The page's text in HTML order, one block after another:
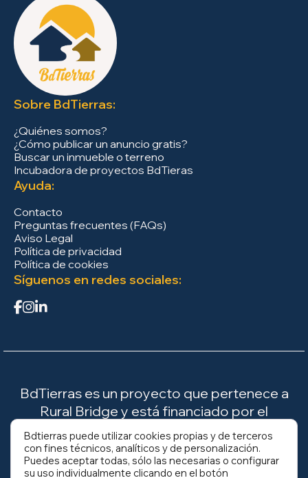
Sobre BdTierras:
¿Quiénes somos?
¿Cómo publicar un anuncio gratis?
Buscar un inmueble o terreno
Incubadora de proyectos BdTieras
Ayuda:
Contacto
Preguntas frecuentes (FAQs)
Aviso Legal
Política de privacidad
Política de cookies
Síguenos en redes sociales:
BdTierras es un proyecto que pertenece a
Rural Bridge y está financiado por el
Ministerio para la Transición Ecológica y el
Reto Demográfico (MITECO).
Bdtierras puede utilizar cookies propias y de terceros
con fines técnicos, analíticos y de personalización.
Puedes aceptar todas, sólo las necesarias o configurar
su uso individualmente clicando en el botón